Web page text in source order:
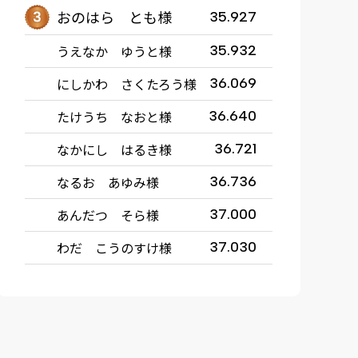
おのはら とも様 35.927
うえなか ゆうと様 35.932
にしかわ さくたろう様 36.069
たけうち なおと様 36.640
なかにし はるき様 36.721
なるお あゆみ様 36.736
あんだつ そら様 37.000
わだ こうのすけ様 37.030